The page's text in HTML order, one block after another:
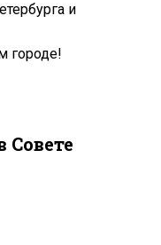
и
городе!
Совете